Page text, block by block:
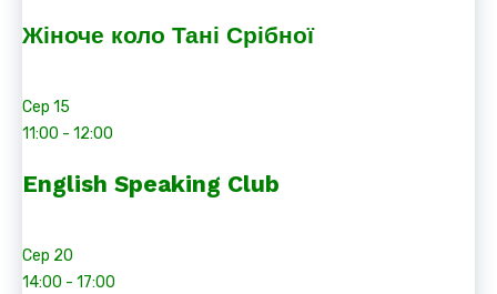
Жіноче коло Тані Срібної
Сер 15
11:00 - 12:00
English Speaking Club
Сер 20
14:00 - 17:00